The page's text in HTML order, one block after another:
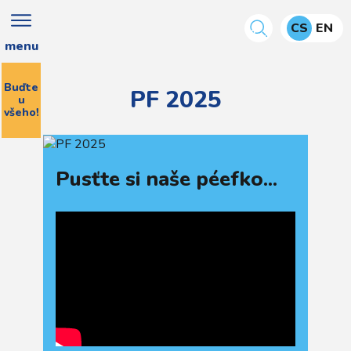
menu
Buďte
u
všeho!
CS EN
PF 2025
Pusťte si naše péefko...